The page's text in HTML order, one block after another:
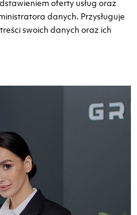
oferty usług oraz
danych. Przysługuje
swoich danych oraz ich